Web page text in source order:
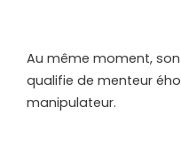
Au même moment,
qualifie de menteur
manipulateur.